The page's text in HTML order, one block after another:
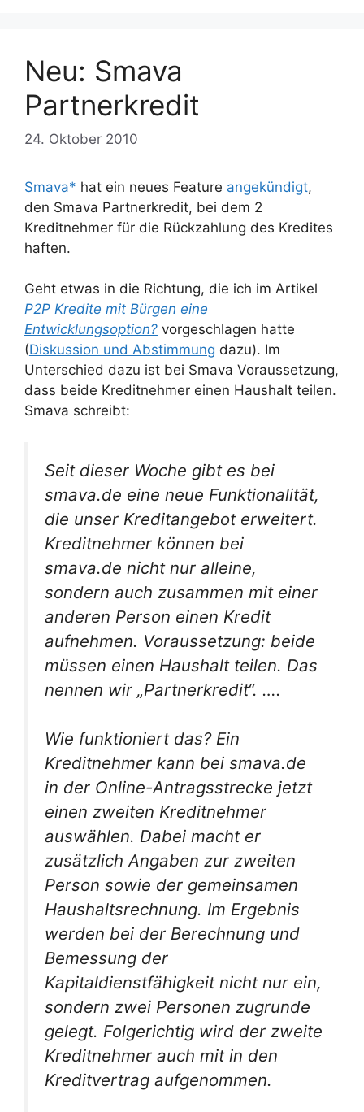
Neu: Smava
Partnerkredit
24. Oktober 2010
Smava* hat ein neues Feature angekündigt,
den Smava Partnerkredit, bei dem 2
Kreditnehmer für die Rückzahlung des Kredites
haften.
Geht etwas in die Richtung, die ich im Artikel
P2P Kredite mit Bürgen eine
Entwicklungsoption? vorgeschlagen hatte
(Diskussion und Abstimmung dazu). Im
Unterschied dazu ist bei Smava Voraussetzung,
dass beide Kreditnehmer einen Haushalt teilen.
Smava schreibt:
Seit dieser Woche gibt es bei
smava.de eine neue Funktionalität,
die unser Kreditangebot erweitert.
Kreditnehmer können bei
smava.de nicht nur alleine,
sondern auch zusammen mit einer
anderen Person einen Kredit
aufnehmen. Voraussetzung: beide
müssen einen Haushalt teilen. Das
nennen wir „Partnerkredit“. ….
Wie funktioniert das? Ein
Kreditnehmer kann bei smava.de
in der Online-Antragsstrecke jetzt
einen zweiten Kreditnehmer
auswählen. Dabei macht er
zusätzlich Angaben zur zweiten
Person sowie der gemeinsamen
Haushaltsrechnung. Im Ergebnis
werden bei der Berechnung und
Bemessung der
Kapitaldienstfähigkeit nicht nur ein,
sondern zwei Personen zugrunde
gelegt. Folgerichtig wird der zweite
Kreditnehmer auch mit in den
Kreditvertrag aufgenommen.